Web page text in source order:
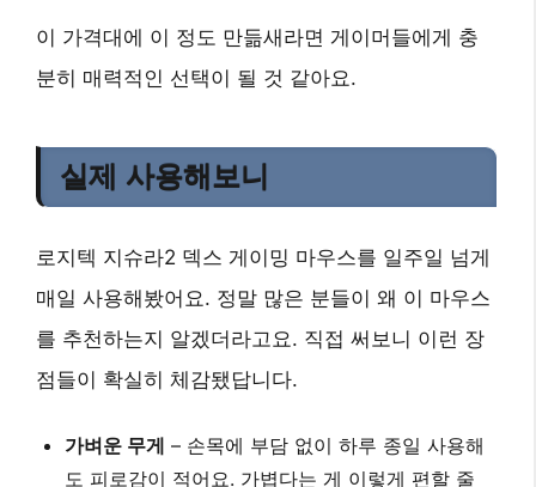
이 가격대에 이 정도 만듦새라면 게이머들에게 충
분히 매력적인 선택이 될 것 같아요.
실제 사용해보니
로지텍 지슈라2 덱스 게이밍 마우스를 일주일 넘게
매일 사용해봤어요. 정말 많은 분들이 왜 이 마우스
를 추천하는지 알겠더라고요. 직접 써보니 이런 장
점들이 확실히 체감됐답니다.
가벼운 무게 – 손목에 부담 없이 하루 종일 사용해
도 피로감이 적어요. 가볍다는 게 이렇게 편할 줄